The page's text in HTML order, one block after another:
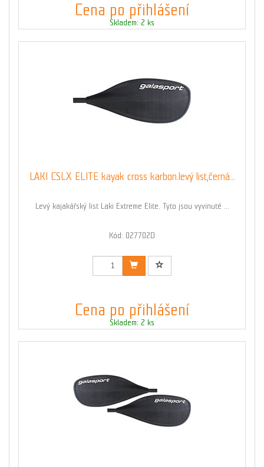
Cena po přihlášení
Skladem: 2 ks
LAKI CSLX ELITE kayak cross karbon.levý list,černá...
Levý kajakářský list Laki Extreme Elite. Tyto jsou vyvinuté ...
Kód: 027702D
Cena po přihlášení
Skladem: 2 ks